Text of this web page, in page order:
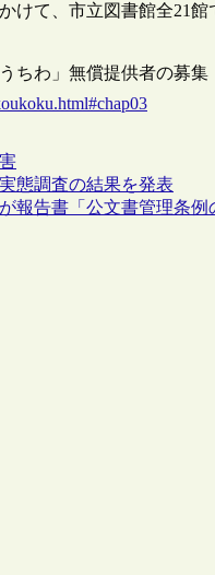
けて、市立図書館全21
ちわ」無償提供者の募集
態調査の結果を発表
報告書「公文書管理条